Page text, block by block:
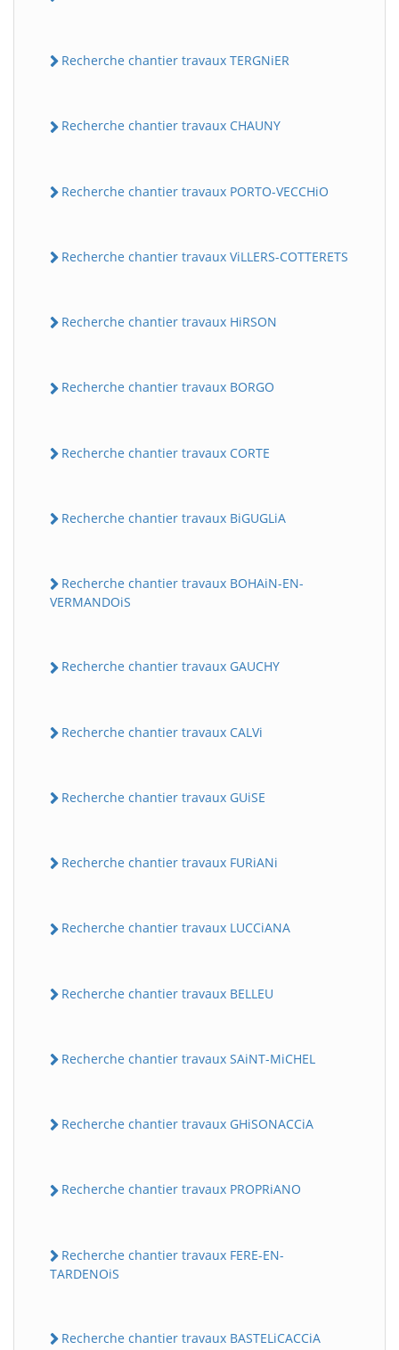
Recherche chantier travaux TERGNiER
Recherche chantier travaux CHAUNY
Recherche chantier travaux PORTO-VECCHiO
Recherche chantier travaux ViLLERS-COTTERETS
Recherche chantier travaux HiRSON
Recherche chantier travaux BORGO
Recherche chantier travaux CORTE
Recherche chantier travaux BiGUGLiA
Recherche chantier travaux BOHAiN-EN-
VERMANDOiS
Recherche chantier travaux GAUCHY
Recherche chantier travaux CALVi
Recherche chantier travaux GUiSE
Recherche chantier travaux FURiANi
Recherche chantier travaux LUCCiANA
Recherche chantier travaux BELLEU
Recherche chantier travaux SAiNT-MiCHEL
Recherche chantier travaux GHiSONACCiA
Recherche chantier travaux PROPRiANO
Recherche chantier travaux FERE-EN-
TARDENOiS
Recherche chantier travaux BASTELiCACCiA